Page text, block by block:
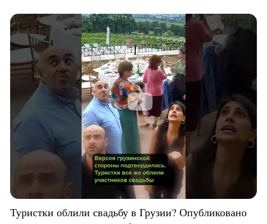
Туристки облили свадьбу в Грузии? Опубликовано